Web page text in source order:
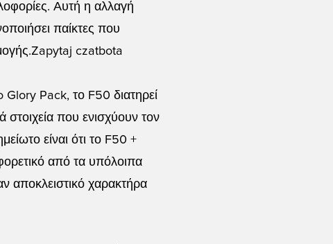
Αυτή η αλλαγή
παίκτες που
czatbota
Glory Pack, το F50 διατηρεί
στοιχεία που ενισχύουν τον
είναι ότι το F50 +
από τα υπόλοιπα
αποκλειστικό χαρακτήρα